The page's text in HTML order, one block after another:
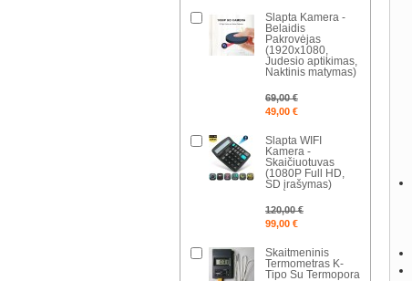
Slapta Kamera -
Belaidis
Pakrovėjas
(1920x1080,
Judesio aptikimas,
Naktinis matymas)
69,00 €
49,00 €
Slapta WIFI
Kamera -
Skaičiuotuvas
(1080P Full HD,
SD įrašymas)
120,00 €
99,00 €
Skaitmeninis
Termometras K-
Tipo Su Termopora